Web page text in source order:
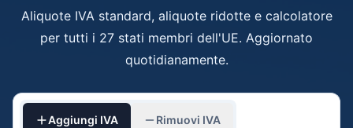
Aliquote IVA standard, aliquote ridotte e calcolatore
per tutti i 27 stati membri dell'UE. Aggiornato
quotidianamente.
Aggiungi IVA Rimuovi IVA